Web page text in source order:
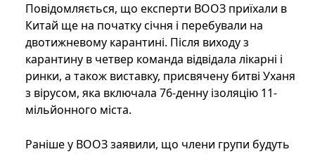
Повідомляється, що експерти ВООЗ приїхали в
Китай ще на початку січня і перебували на
двотижневому карантині. Після виходу з
карантину в четвер команда відвідала лікарні і
ринки, а також виставку, присвячену битві Уханя
з вірусом, яка включала 76-денну ізоляцію 11-
мільйонного міста.
Раніше у ВООЗ заявили, що члени групи будуть